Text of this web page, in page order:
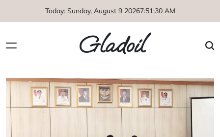
Today: Sunday, August 9 20267:51:31 AM
Gladoil